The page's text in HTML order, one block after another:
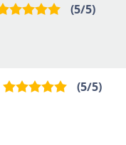
(5/5)
(5/5)